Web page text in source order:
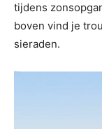
tijdens
boven vind je
sieraden.